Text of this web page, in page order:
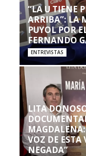
“LA U TIENE
ARRIBA”: LA
PUYOL POR
FERNANDO
ENTREVISTAS
LITA
VOZ DE ESTA
NEGADA”